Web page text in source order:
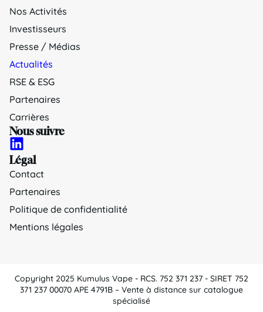
Nos Activités
Investisseurs
Presse / Médias
Actualités
RSE & ESG
Partenaires
Carrières
Nous suivre
Légal
Contact
Partenaires
Politique de confidentialité
Mentions légales
Copyright 2025 Kumulus Vape - RCS. 752 371 237 - SIRET 752
371 237 00070 APE 4791B – Vente à distance sur catalogue
spécialisé